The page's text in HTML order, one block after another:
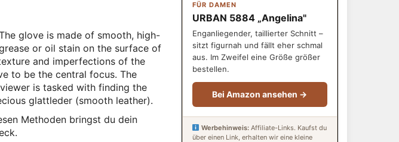
Methoden bringst du dein
FÜR DAMEN
URBAN 5884 „Angelina"
Enganliegender, taillierter Schnitt –
sitzt figurnah und fällt eher schmal
aus. Im Zweifel eine Größe größer
bestellen.
Bei Amazon ansehen →
Werbehinweis: Affiliate-Links. Kaufst du
über einen Link, erhalten wir eine kleine